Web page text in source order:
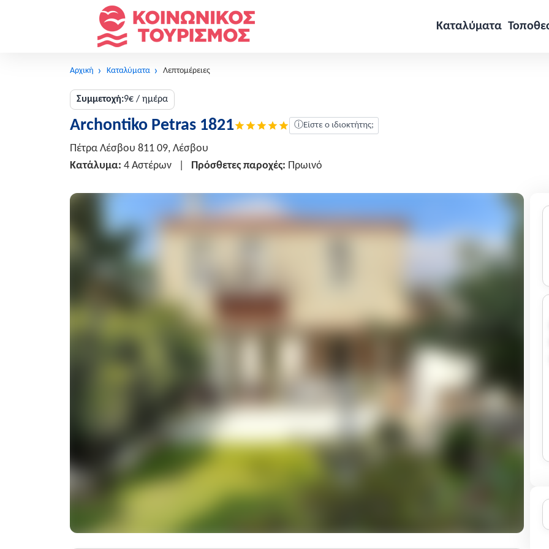
Καταλύματα
Αρχική Καταλύματα Λεπτομέρειες
Συμμετοχή:9€ / ημέρα
Archontiko Petras 1821 ⓘΕίστε ο ιδιοκτήτης;
Πέτρα Λέσβου 811 09, Λέσβου
Κατάλυμα: 4 Αστέρων Πρόσθετες παροχές: Πρωινό